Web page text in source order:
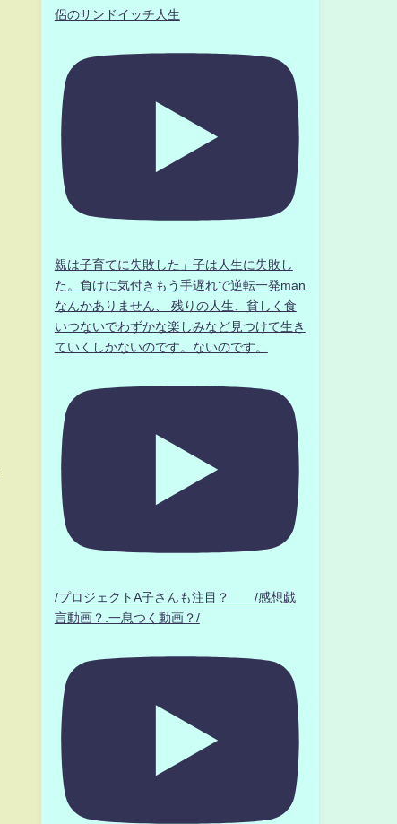
侶のサンドイッチ人生
親は子育てに失敗した」子は人生に失敗し
た。負けに気付きもう手遅れで逆転一発man
なんかありません、 残りの人生、貧しく食
いつないでわずかな楽しみなど見つけて生き
ていくしかないのです。ないのです。
/プロジェクトA子さんも注目？ /感想戯
言動画？.一息つく動画？/